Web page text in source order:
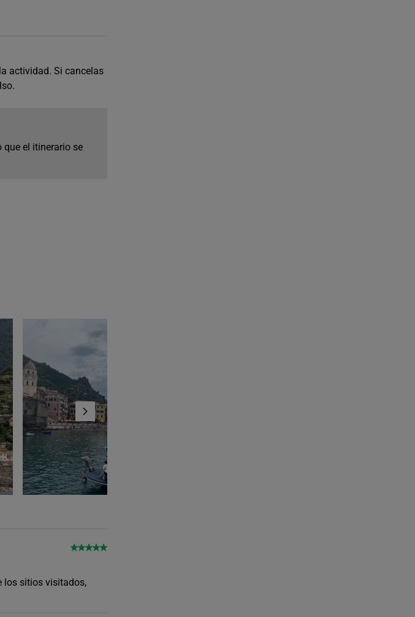
actividad. Si cancelas
que el itinerario se
los sitios visitados,